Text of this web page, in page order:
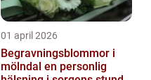
01 april 2026
Begravningsblommor i
mölndal en personlig